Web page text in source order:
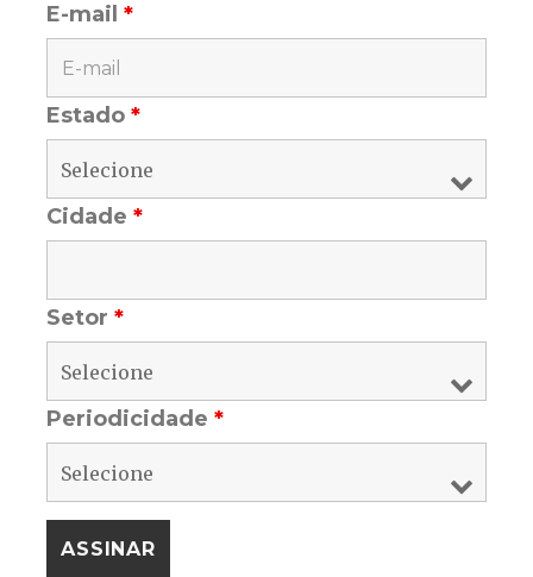
E-mail*
Estado*
Cidade*
Setor*
Periodicidade*